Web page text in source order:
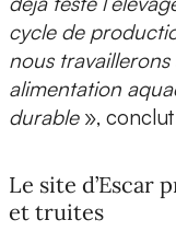
cycle de
nous
alimentation
durable», conclut
Le site d’Escar
et truites